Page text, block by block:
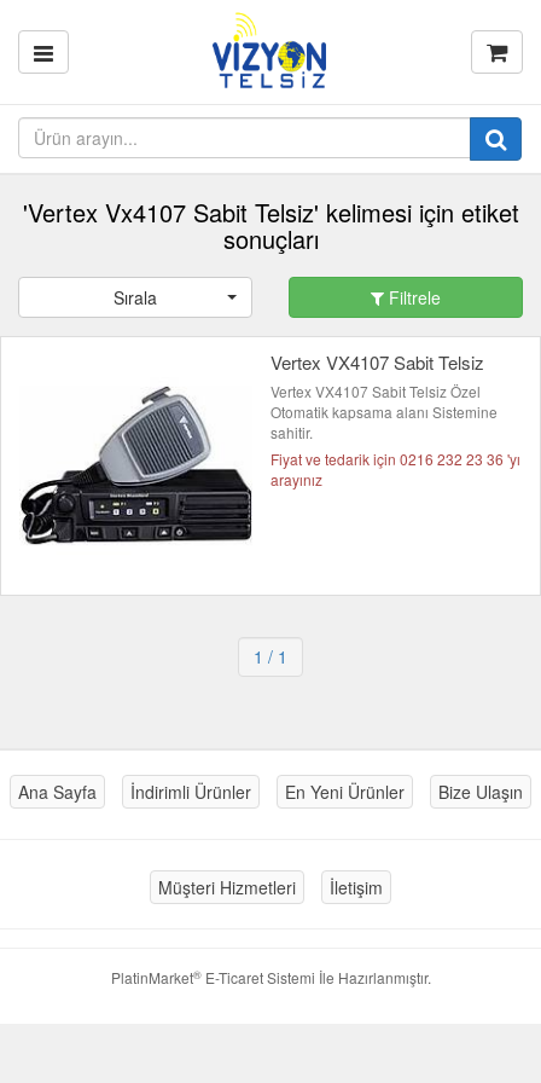
'Vertex Vx4107 Sabit Telsiz' kelimesi için etiket
sonuçları
Sırala Filtrele
Vertex VX4107 Sabit Telsiz
Vertex VX4107 Sabit Telsiz Özel
Otomatik kapsama alanı Sistemine
sahitir.
Fiyat ve tedarik için 0216 232 23 36 'yı
arayınız
1 / 1
Ana Sayfa İndirimli Ürünler En Yeni Ürünler Bize Ulaşın
Müşteri Hizmetleri İletişim
PlatinMarket®E-Ticaret Sistemi İle Hazırlanmıştır.